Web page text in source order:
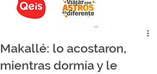
Makallé: lo acostaron,
mientras dormía y le